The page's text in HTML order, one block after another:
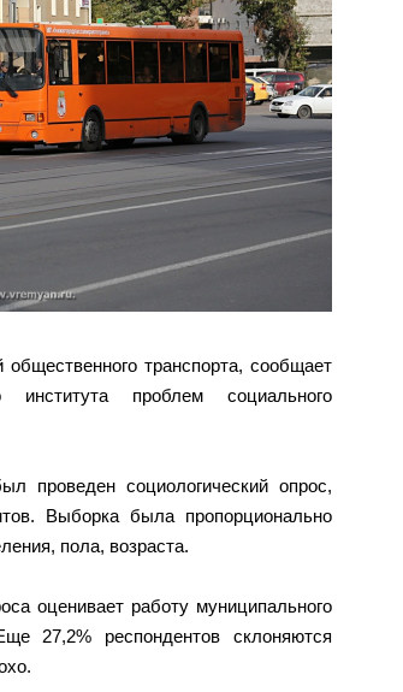
транспорта, сообщает
института проблем социального
проведен социологический опрос,
Выборка была пропорционально
пола, возраста.
оценивает работу муниципального
27,2% респондентов склоняются